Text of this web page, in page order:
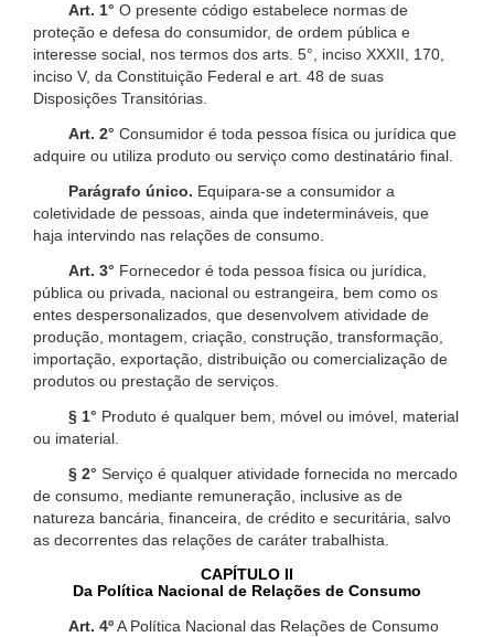
Art. 1° O presente código estabelece normas de
proteção e defesa do consumidor, de ordem pública e
interesse social, nos termos dos arts. 5°, inciso XXXII, 170,
inciso V, da Constituição Federal e art. 48 de suas
Disposições Transitórias.
Art. 2° Consumidor é toda pessoa física ou jurídica que
adquire ou utiliza produto ou serviço como destinatário final.
Parágrafo único. Equipara-se a consumidor a
coletividade de pessoas, ainda que indetermináveis, que
haja intervindo nas relações de consumo.
Art. 3° Fornecedor é toda pessoa física ou jurídica,
pública ou privada, nacional ou estrangeira, bem como os
entes despersonalizados, que desenvolvem atividade de
produção, montagem, criação, construção, transformação,
importação, exportação, distribuição ou comercialização de
produtos ou prestação de serviços.
§ 1° Produto é qualquer bem, móvel ou imóvel, material
ou imaterial.
§ 2° Serviço é qualquer atividade fornecida no mercado
de consumo, mediante remuneração, inclusive as de
natureza bancária, financeira, de crédito e securitária, salvo
as decorrentes das relações de caráter trabalhista.
CAPÍTULO II
Da Política Nacional de Relações de Consumo
Art. 4ºA Política Nacional das Relações de Consumo